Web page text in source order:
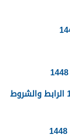
استخراج رخص حفر الابار في السعودية 1448 الرابط والشروط